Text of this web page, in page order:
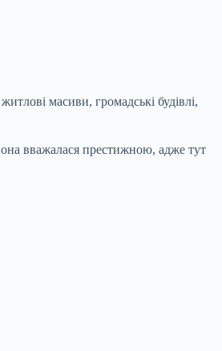
масиви, громадські будівлі,
вважалася престижною, адже тут